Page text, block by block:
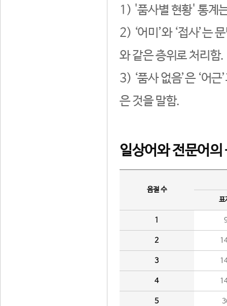
1) '품사별 현황' 통계
2) ‘어미’와 ‘접사’는
와 같은 층위로 처리함.
3) ‘품사 없음’은 ‘어
은 것을 말함.
일상어와 전문어의
음절 수
표
1
2
3
4
5